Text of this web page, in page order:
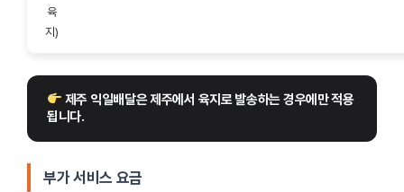
육
지)
제주 익일배달은 제주에서 육지로 발송하는 경우에만 적용
됩니다.
부가 서비스 요금